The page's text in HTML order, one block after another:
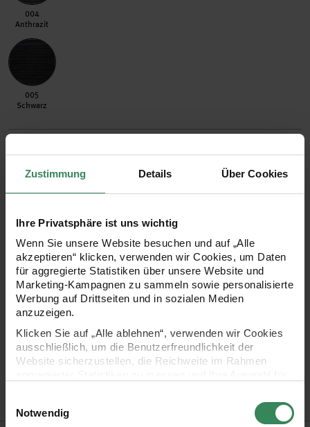
Zustimmung Details Über Cookies
Ihre Privatsphäre ist uns wichtig
Wenn Sie unsere Website besuchen und auf „Alle
akzeptieren“ klicken, verwenden wir Cookies, um Daten
für aggregierte Statistiken über unsere Website und
Marketing-Kampagnen zu sammeln sowie personalisierte
Werbung auf Drittseiten und in sozialen Medien
anzuzeigen.
Klicken Sie auf „Alle ablehnen“, verwenden wir Cookies
ausschließlich, um die Benutzerfreundlichkeit der
Website sicherzustellen, die Reichweite im Rahmen
Ihre Einwilligung ist freiwillig und kann jederzeit über den
Link „Cookie-Einstellungen“ im Fußbereich der Seite
Notwendig
004 Anthrazit
004
Anthrazit
005 Schwarz
005
Schwarz
Anleitung Anleitung
72,99 €*
inkl. MwSt. / zzgl. Versandkosten